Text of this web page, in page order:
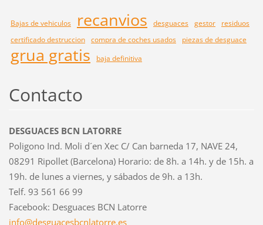
Bajas de vehiculos recanvios desguaces gestor
residuos
certificado destruccion compra de coches usados piezas de desguace
grua gratis baja definitiva
Contacto
DESGUACES BCN LATORRE
Poligono Ind. Moli d´en Xec C/ Can barneda 17, NAVE 24,
08291 Ripollet (Barcelona) Horario: de 8h. a 14h. y de 15h. a
19h. de lunes a viernes, y sábados de 9h. a 13h.
Telf. 93 561 66 99
Facebook: Desguaces BCN Latorre
info@desguacesbcnlatorre.es